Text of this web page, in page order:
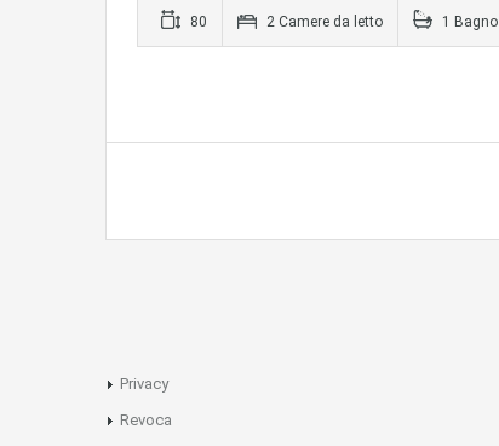
80 2 Camere da letto 1 Bagno
Privacy
Revoca